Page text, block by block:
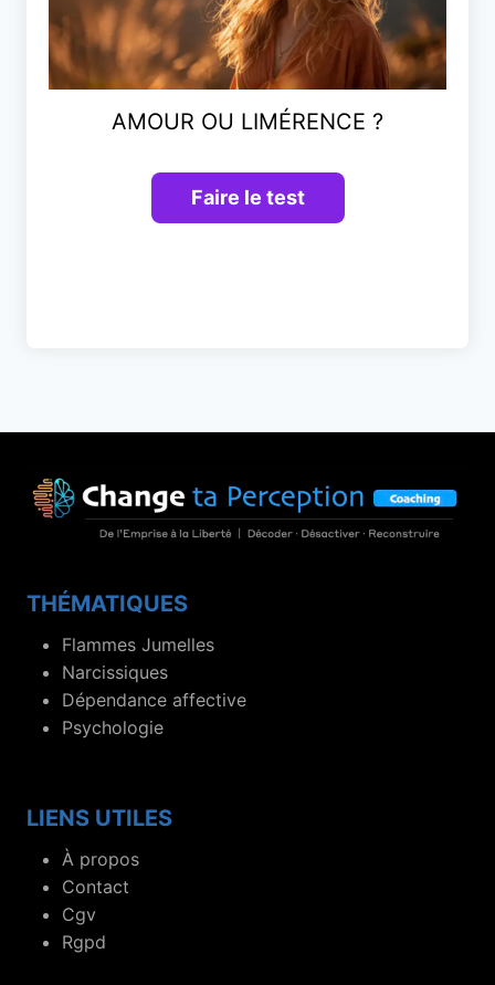
AMOUR OU LIMÉRENCE ?
THÉMATIQUES
Flammes Jumelles
Narcissiques
Dépendance affective
Psychologie
LIENS UTILES
À propos
Contact
Cgv
Rgpd